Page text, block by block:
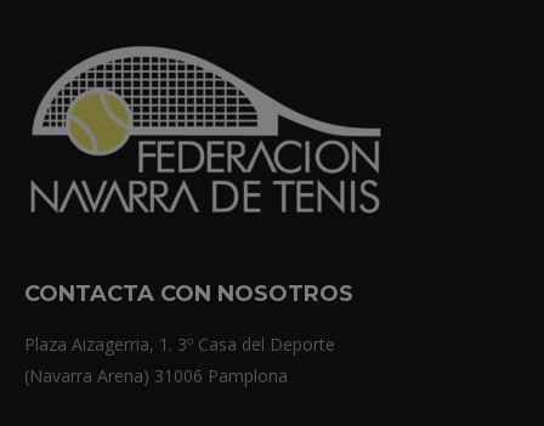
CONTACTA CON NOSOTROS
Plaza Aizagerria, 1. 3º Casa del Deporte
(Navarra Arena) 31006 Pamplona